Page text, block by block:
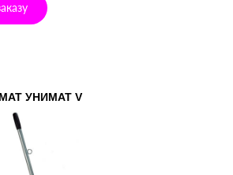
УНИМАТ V